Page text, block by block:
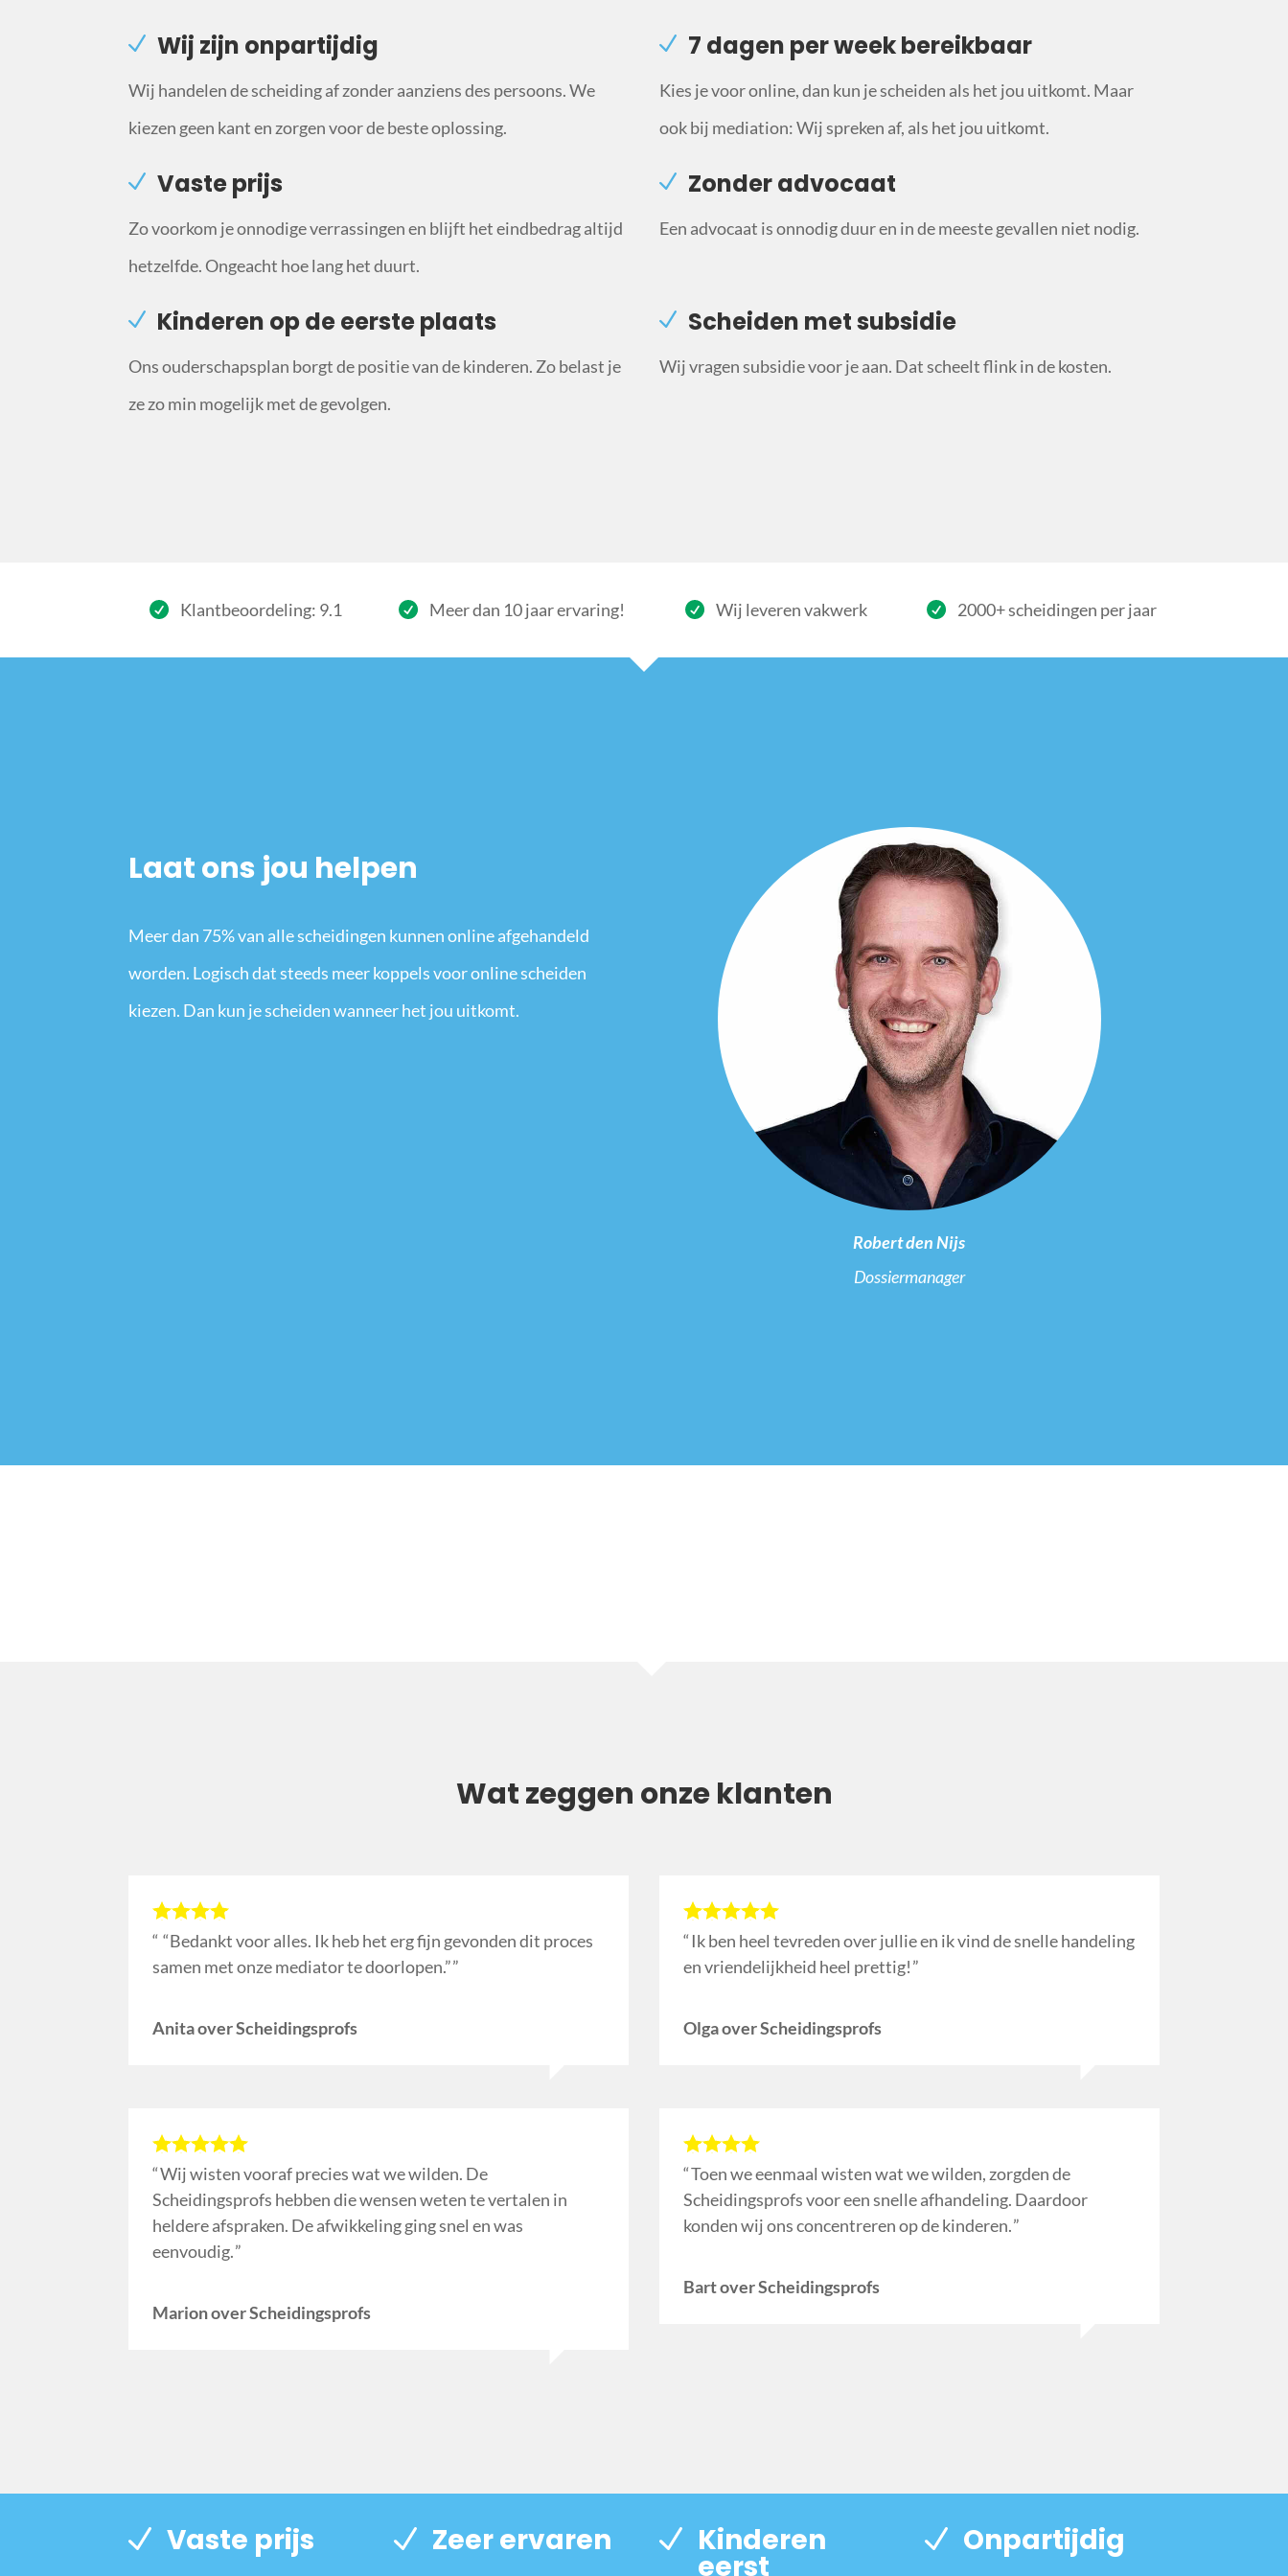
Wij zijn onpartijdig
Wij handelen de scheiding af zonder aanziens des persoons. We
kiezen geen kant en zorgen voor de beste oplossing.
7 dagen per week bereikbaar
Kies je voor online, dan kun je scheiden als het jou uitkomt. Maar
ook bij mediation: Wij spreken af, als het jou uitkomt.
Vaste prijs
Zo voorkom je onnodige verrassingen en blijft het eindbedrag altijd
hetzelfde. Ongeacht hoe lang het duurt.
Zonder advocaat
Een advocaat is onnodig duur en in de meeste gevallen niet nodig.
Kinderen op de eerste plaats
Ons ouderschapsplan borgt de positie van de kinderen. Zo belast je
ze zo min mogelijk met de gevolgen.
Scheiden met subsidie
Wij vragen subsidie voor je aan. Dat scheelt flink in de kosten.
Klantbeoordeling: 9.1 Meer dan 10 jaar ervaring! Wij leveren vakwerk 2000+ scheidingen per jaar
Laat ons jou helpen
Meer dan 75% van alle scheidingen kunnen online afgehandeld
worden. Logisch dat steeds meer koppels voor online scheiden
kiezen. Dan kun je scheiden wanneer het jou uitkomt.
Robert den Nijs
Dossiermanager
Wat zeggen onze klanten
“Bedankt voor alles. Ik heb het erg fijn gevonden dit proces
samen met onze mediator te doorlopen.”
Anita over Scheidingsprofs
Wij wisten vooraf precies wat we wilden. De
Scheidingsprofs hebben die wensen weten te vertalen in
heldere afspraken. De afwikkeling ging snel en was
eenvoudig.
Marion over Scheidingsprofs
Ik ben heel tevreden over jullie en ik vind de snelle handeling
en vriendelijkheid heel prettig!
Olga over Scheidingsprofs
Toen we eenmaal wisten wat we wilden, zorgden de
Scheidingsprofs voor een snelle afhandeling. Daardoor
konden wij ons concentreren op de kinderen.
Bart over Scheidingsprofs
Vaste prijs Zeer ervaren Kinderen
eerst
Onpartijdig